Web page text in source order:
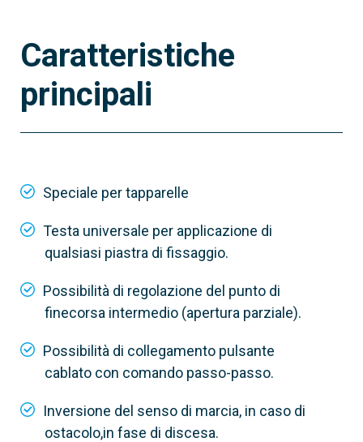
001Y5010A261KLS
Caratteristiche
principali
Speciale per tapparelle
Testa universale per applicazione di
qualsiasi piastra di fissaggio.
Possibilità di regolazione del punto di
finecorsa intermedio (apertura parziale).
Possibilità di collegamento pulsante
cablato con comando passo-passo.
Inversione del senso di marcia, in caso di
ostacolo,in fase di discesa.